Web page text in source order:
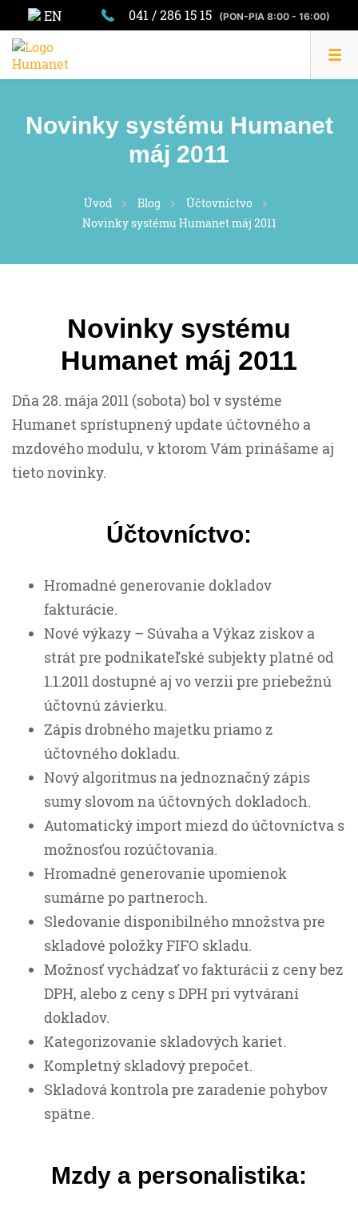
EN 041 / 286 15 15 (PON-PIA 8:00 - 16:00)
Novinky systému Humanet
máj 2011
Úvod Blog
Účtovníctvo
Novinky systému Humanet máj 2011
Novinky systému
Humanet máj 2011
Dňa 28. mája 2011 (sobota) bol v systéme
Humanet sprístupnený update účtovného a
mzdového modulu, v ktorom Vám prinášame aj
tieto novinky.
Účtovníctvo:
Hromadné generovanie dokladov
fakturácie.
Nové výkazy – Súvaha a Výkaz ziskov a
strát pre podnikateľské subjekty platné od
1.1.2011 dostupné aj vo verzii pre priebežnú
účtovnú závierku.
Zápis drobného majetku priamo z
účtovného dokladu.
Nový algoritmus na jednoznačný zápis
sumy slovom na účtovných dokladoch.
Automatický import miezd do účtovníctva s
možnosťou rozúčtovania.
Hromadné generovanie upomienok
sumárne po partneroch.
Sledovanie disponibilného množstva pre
skladové položky FIFO skladu.
Možnosť vychádzať vo fakturácii z ceny bez
DPH, alebo z ceny s DPH pri vytváraní
dokladov.
Kategorizovanie skladových kariet.
Kompletný skladový prepočet.
Skladová kontrola pre zaradenie pohybov
spätne.
Mzdy a personalistika: